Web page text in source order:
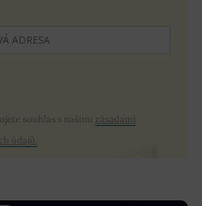
souhlas s našimi zásadami
údajů.